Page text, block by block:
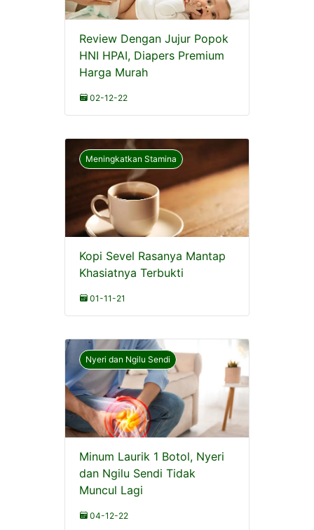
Review Dengan Jujur Popok
HNI HPAI, Diapers Premium
Harga Murah
02-12-22
Meningkatkan Stamina
Kopi Sevel Rasanya Mantap
Khasiatnya Terbukti
01-11-21
Nyeri dan Ngilu Sendi
Minum Laurik 1 Botol, Nyeri
dan Ngilu Sendi Tidak
Muncul Lagi
04-12-22